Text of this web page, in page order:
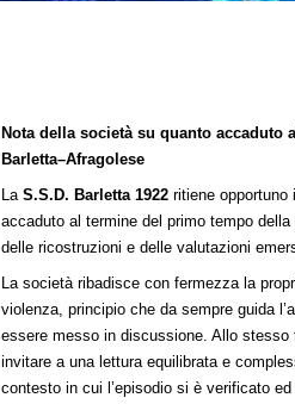
Nota della società su quanto
Barletta–Afragolese
LaS.S.D. Barletta 1922ritiene opportuno
accaduto al termine del primo tempo
delle ricostruzioni e delle valutazioni
La società ribadisce con fermezza la
violenza, principio che da sempre guida
essere messo in discussione. Allo stesso
invitare a una lettura equilibrata e
contesto in cui l’episodio si è verificato